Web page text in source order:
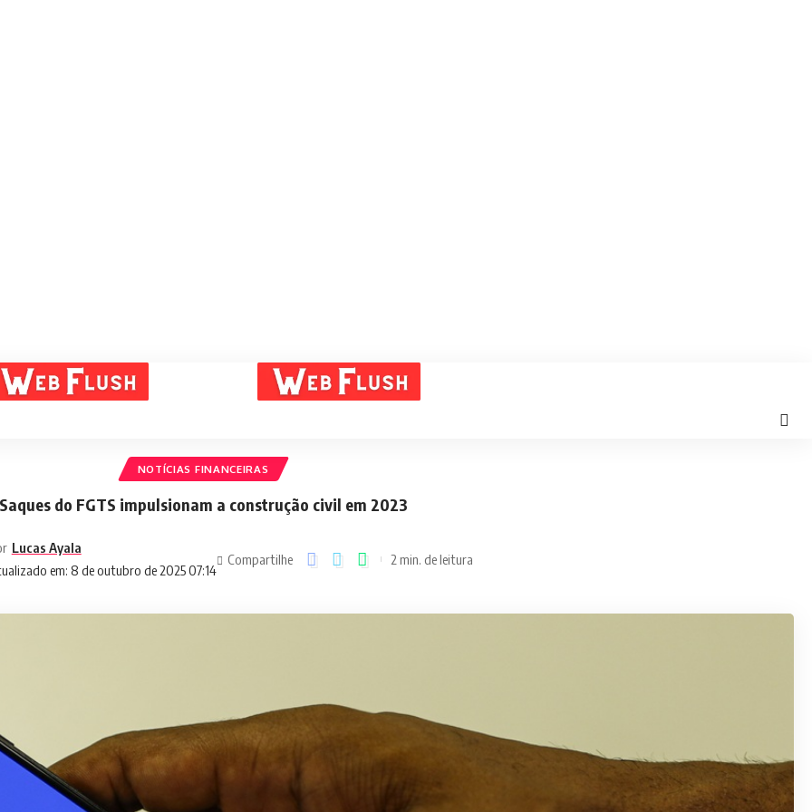
NOTÍCIAS FINANCEIRAS
do FGTS impulsionam a construção civil em 2023
em: 8 de outubro de 2025 07:14
Lucas Ayala
Compartilhe 2 min. de leitura